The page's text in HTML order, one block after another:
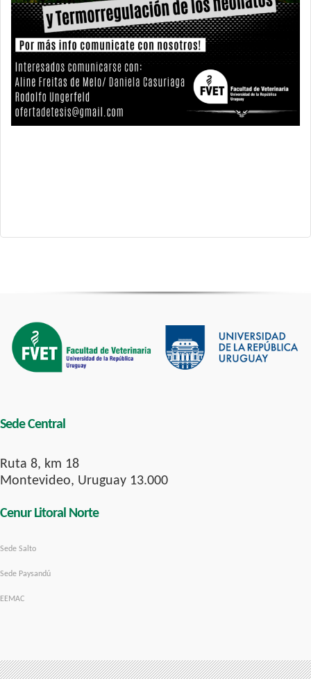
Sede Central
Ruta 8, km 18
Montevideo, Uruguay 13.000
Cenur Litoral Norte
Sede Salto
Sede Paysandú
EEMAC